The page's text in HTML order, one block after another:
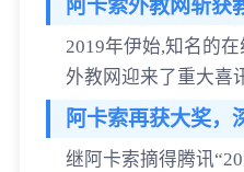
阿卡索外教网斩获
2019年伊始,知名的
外教网迎来了重大喜
阿卡索再获大奖，
继阿卡索摘得腾讯